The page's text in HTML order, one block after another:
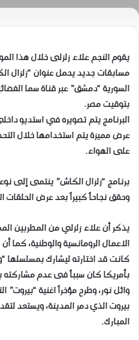
يقوم النجم علاء زلزلى خلال هذا
مسابقات جديد يحمل عنوان “زلزال
السورية “دمشق” عبر قناة سما
بتوقيت مصر.
البرنامج يتم تصويره في استديو
عرض مميزة يتم استخدامها خلال
على الهواء.
برنامج “زلزال الكاش” ينتمى إلى
وحقق نجاحاً كبيراً بعد عرض الحلقات
يذكر أن علاء زلزلي من المطربين
الاعمال الرومانسية والوطنية، كما
كانت قد اختارته ليشارك بمسلسلها
بأمريكا كان سبباً فى عدم مشاركته
وائل نور، وطرح مؤخراً اغنية “بيروت”
بيروت الذي دمر المدينة، ويستعد
المبارك.